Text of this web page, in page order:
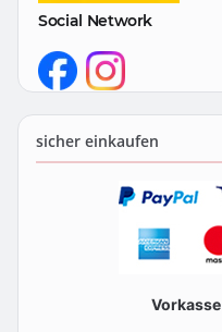
Social Network
sicher einkaufen
Vorkasse